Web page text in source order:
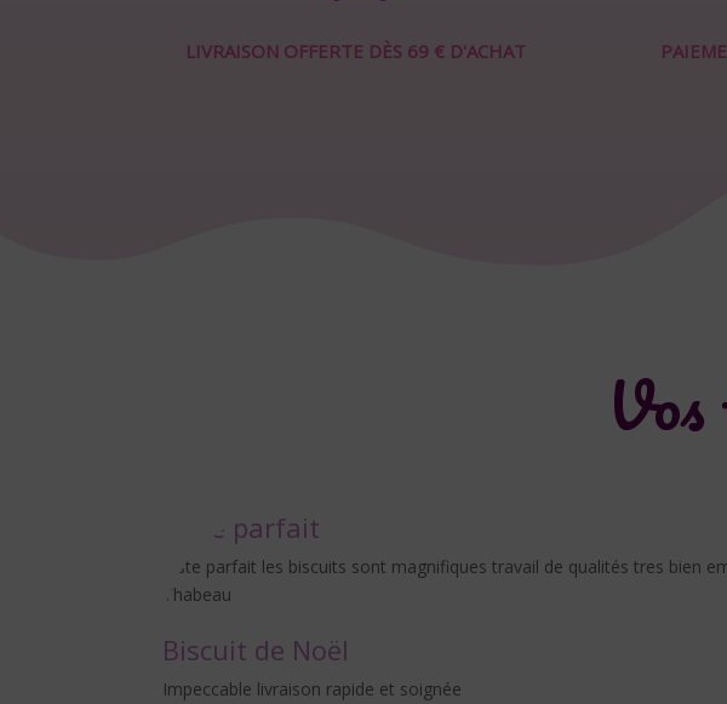
LIVRAISON OFFERTE DÈS 69 € D'ACHAT
Juste parfait
Juste parfait les biscuits sont magnifiques travail de qualités tres bien
Thabeau
Biscuit de Noël
Impeccable livraison rapide et soignée